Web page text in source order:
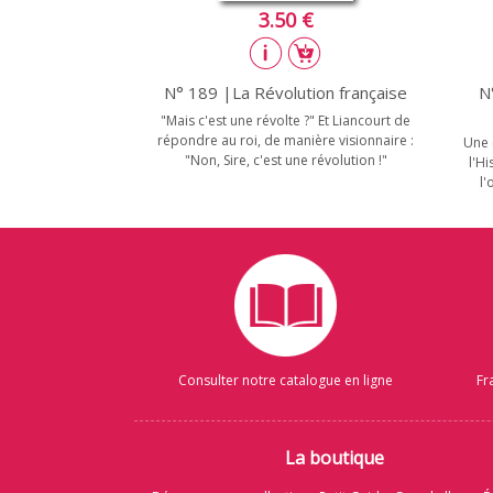
3.50 €
N° 189 |La Révolution française
"Mais c'est une révolte ?" Et Liancourt de
répondre au roi, de manière visionnaire :
"Non, Sire, c'est une révolution !"
Consulter notre catalogue en ligne
La boutique